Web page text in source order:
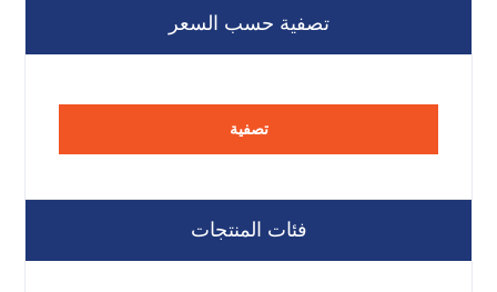
تصفية حسب السعر
تصفية
فئات المنتجات